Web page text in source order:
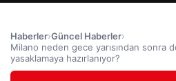
Haberler›Güncel Haberler›
Milano neden gece yarısından sonra
yasaklamaya hazırlanıyor?